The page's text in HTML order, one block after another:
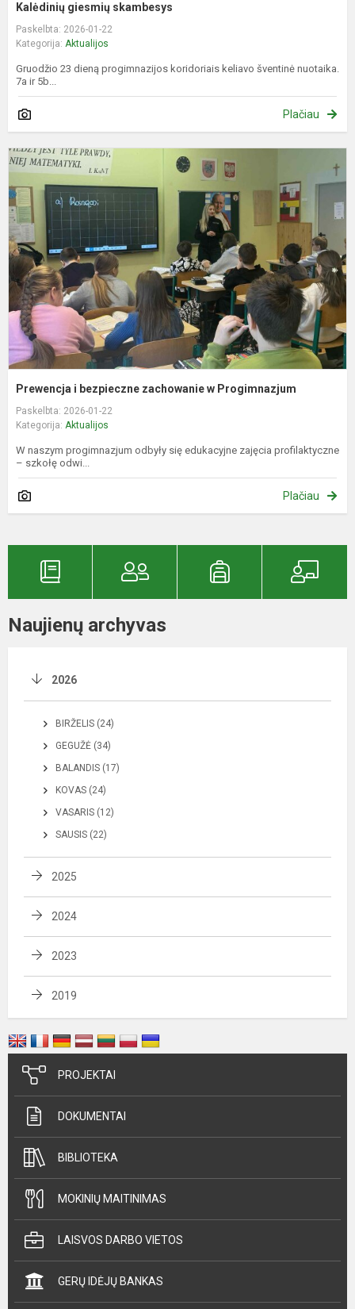
Kalėdinių giesmių skambesys
Paskelbta: 2026-01-22
Kategorija: Aktualijos
Gruodžio 23 dieną progimnazijos koridoriais keliavo šventinė nuotaika.
7a ir 5b...
Plačiau
Prewencja i bezpieczne zachowanie w Progimnazjum
Paskelbta: 2026-01-22
Kategorija: Aktualijos
W naszym progimnazjum odbyły się edukacyjne zajęcia profilaktyczne
– szkołę odwi...
Plačiau
Naujienų archyvas
2026
BIRŽELIS (24)
GEGUŽĖ (34)
BALANDIS (17)
KOVAS (24)
VASARIS (12)
SAUSIS (22)
2025
2024
2023
2019
PROJEKTAI
DOKUMENTAI
BIBLIOTEKA
MOKINIŲ MAITINIMAS
LAISVOS DARBO VIETOS
GERŲ IDĖJŲ BANKAS